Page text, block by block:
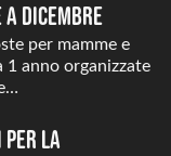
dicembre
per mamme e
1 anno organizzate
per la